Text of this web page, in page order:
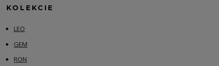
KOLEKCIE
LEO
GEM
RON